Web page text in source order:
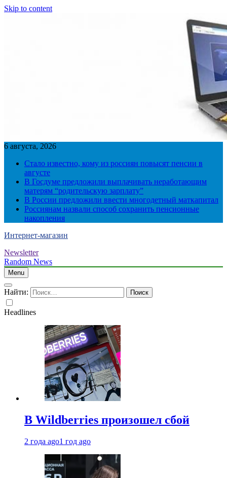
Skip to content
6 августа, 2026
Стало известно, кому из россиян повысят пенсии в
августе
В Госдуме предложили выплачивать неработающим
матерям “родительскую зарплату”
В России предложили ввести многодетный маткапитал
Россиянам назвали способ сохранить пенсионные
накопления
Интернет-магазин
Newsletter
Random News
Menu
Найти:
Headlines
В Wildberries произошел сбой
2 года ago1 год ago